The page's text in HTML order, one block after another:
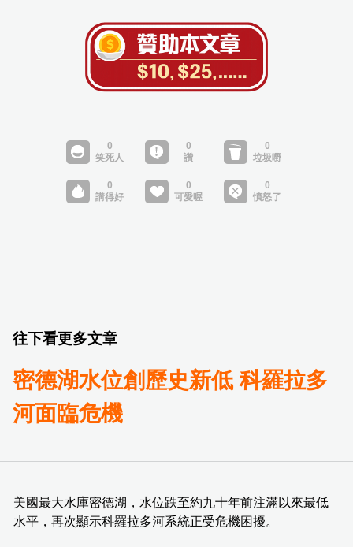
往下看更多文章
密德湖水位創歷史新低 科羅拉多
河面臨危機
美國最大水庫密德湖，水位跌至約九十年前注滿以來最低
水平，再次顯示科羅拉多河系統正受危機困擾。